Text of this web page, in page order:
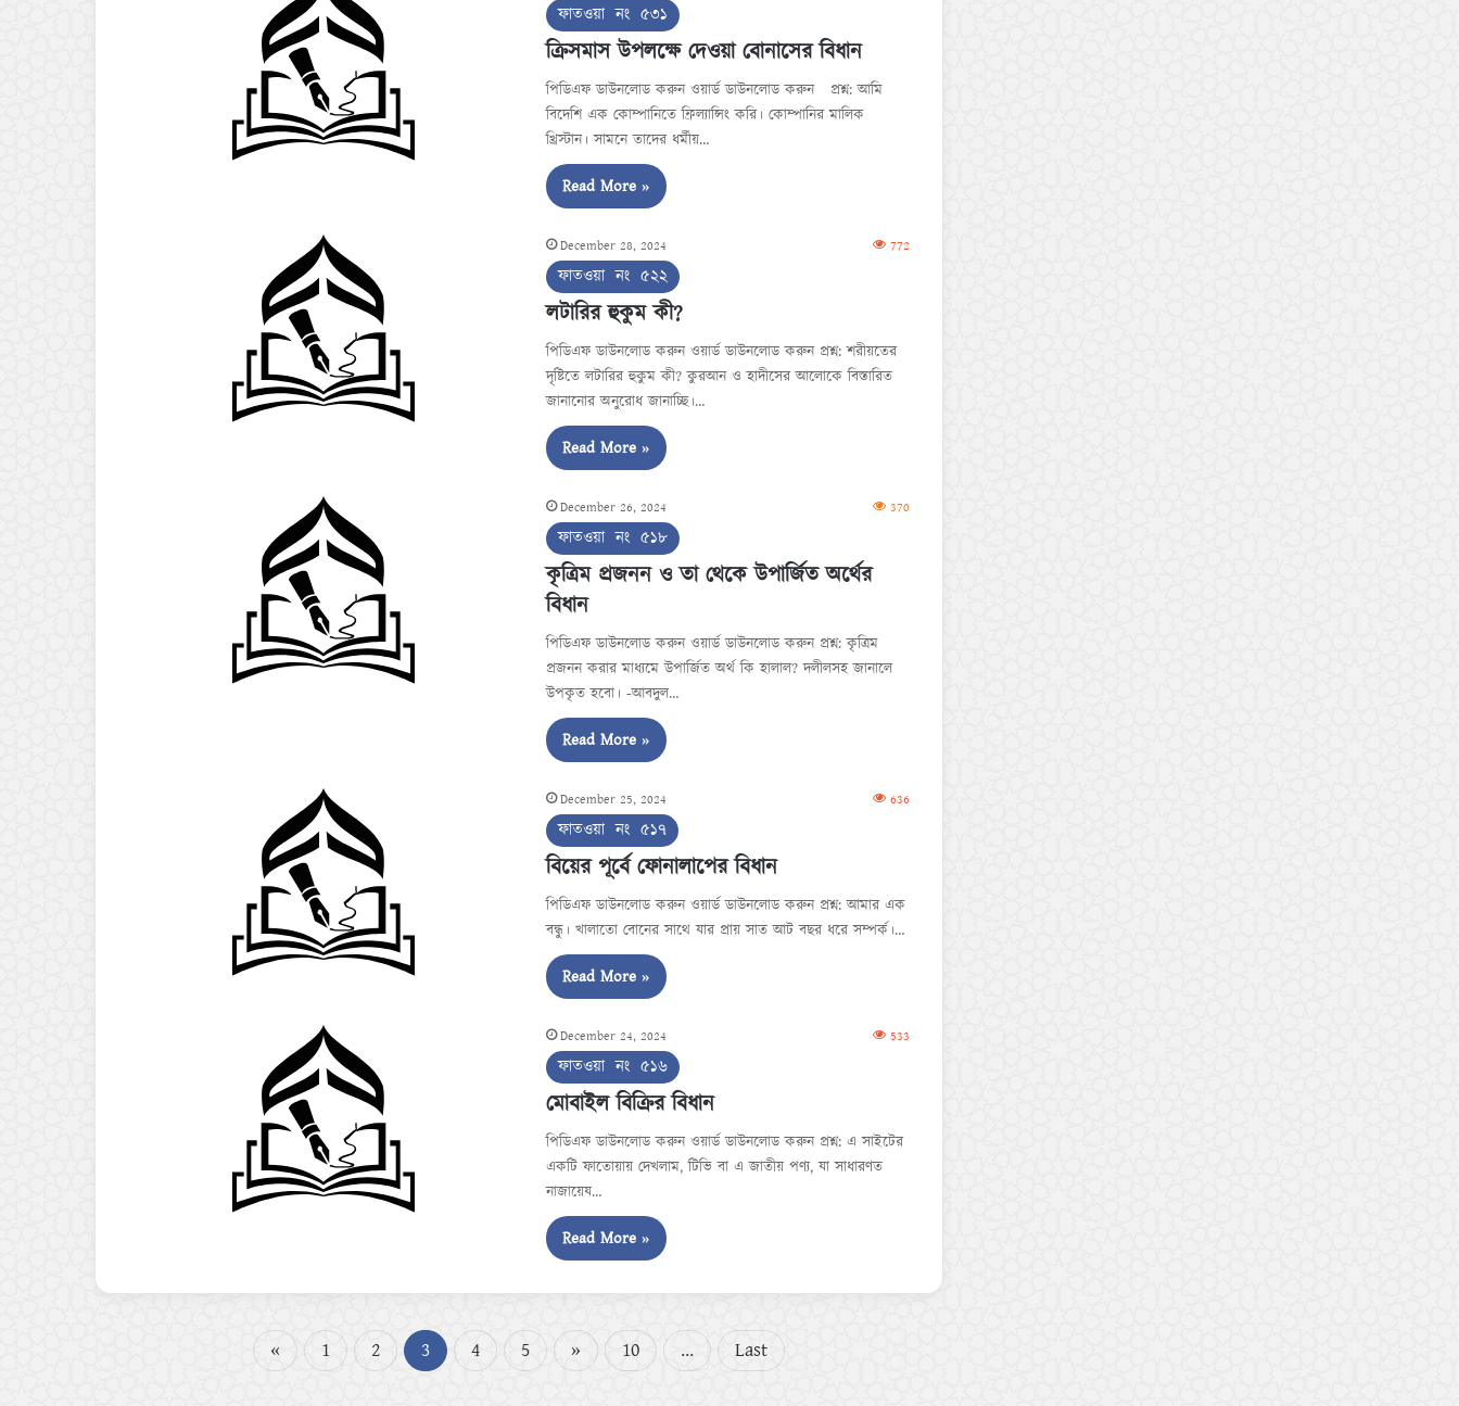
ফাতওয়া নং ৫৩১
ক্রিসমাস উপলক্ষে দেওয়া বোনাসের বিধান
পিডিএফ ডাউনলোড করুন ওয়ার্ড ডাউনলোড করুন প্রশ্ন: আমি
বিদেশি এক কোম্পানিতে ফ্রিল্যান্সিং করি। কোম্পানির মালিক
খ্রিস্টান। সামনে তাদের ধর্মীয়…
Read More »
December 28, 2024 772
ফাতওয়া নং ৫২২
লটারির হুকুম কী?
পিডিএফ ডাউনলোড করুন ওয়ার্ড ডাউনলোড করুন প্রশ্ন: শরীয়তের
দৃষ্টিতে লটারির হুকুম কী? কুরআন ও হাদীসের আলোকে বিস্তারিত
জানানোর অনুরোধ জানাচ্ছি।…
Read More »
December 26, 2024 370
ফাতওয়া নং ৫১৮
কৃত্রিম প্রজনন ও তা থেকে উপার্জিত অর্থের
বিধান
পিডিএফ ডাউনলোড করুন ওয়ার্ড ডাউনলোড করুন প্রশ্ন: কৃত্রিম
প্রজনন করার মাধ্যমে উপার্জিত অর্থ কি হালাল? দলীলসহ জানালে
উপকৃত হবো। -আবদুল…
Read More »
December 25, 2024 636
ফাতওয়া নং ৫১৭
বিয়ের পূর্বে ফোনালাপের বিধান
পিডিএফ ডাউনলোড করুন ওয়ার্ড ডাউনলোড করুন প্রশ্ন: আমার এক
বন্ধু। খালাতো বোনের সাথে যার প্রায় সাত আট বছর ধরে সম্পর্ক।…
Read More »
December 24, 2024 533
ফাতওয়া নং ৫১৬
মোবাইল বিক্রির বিধান
পিডিএফ ডাউনলোড করুন ওয়ার্ড ডাউনলোড করুন প্রশ্ন: এ সাইটের
একটি ফাতোয়ায় দেখলাম, টিভি বা এ জাতীয় পণ্য, যা সাধারণত
নাজায়েয…
Read More »
« 1 2 3 4 5 » 10 ... Last